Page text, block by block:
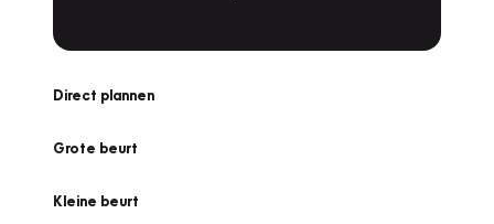
Direct plannen
Grote beurt
Kleine beurt